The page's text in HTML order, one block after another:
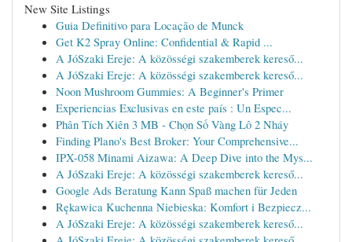
New Site Listings
Guia Definitivo para Locação de Munck
Get K2 Spray Online: Confidential & Rapid ...
A JóSzaki Ereje: A közösségi szakemberek kereső...
A JóSzaki Ereje: A közösségi szakemberek kereső...
Noon Mushroom Gummies: A Beginner's Primer
Experiencias Exclusivas en este país : Un Espec...
Phân Tích Xiên 3 MB - Chọn Số Vàng Lô 2 Nháy
Finding Plano's Best Broker: Your Comprehensive...
IPX-058 Minami Aizawa: A Deep Dive into the Mys...
A JóSzaki Ereje: A közösségi szakemberek kereső...
Google Ads Beratung Kann Spaß machen für Jeden
Rękawica Kuchenna Niebieska: Komfort i Bezpiecz...
A JóSzaki Ereje: A közösségi szakemberek kereső...